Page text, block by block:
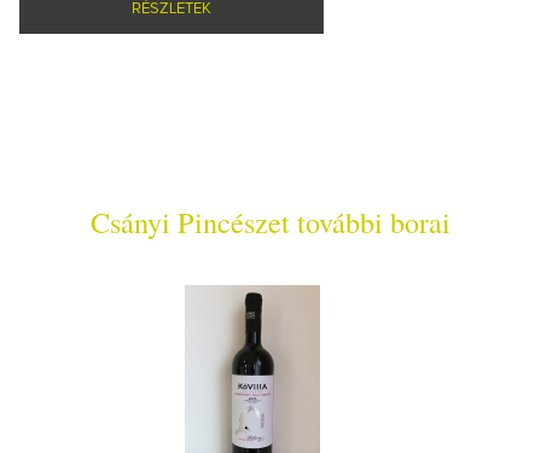
RÉSZLETEK
Csányi Pincészet további borai